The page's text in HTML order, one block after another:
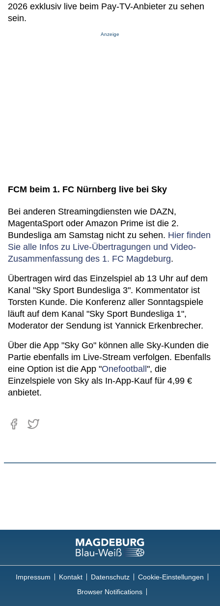
2026 exklusiv live beim Pay-TV-Anbieter zu sehen
sein.
Anzeige
FCM beim 1. FC Nürnberg live bei Sky
Bei anderen Streamingdiensten wie DAZN,
MagentaSport oder Amazon Prime ist die 2.
Bundesliga am Samstag nicht zu sehen. Hier finden
Sie alle Infos zu Live-Übertragungen und Video-
Zusammenfassung des 1. FC Magdeburg.
Übertragen wird das Einzelspiel ab 13 Uhr auf dem
Kanal "Sky Sport Bundesliga 3". Kommentator ist
Torsten Kunde. Die Konferenz aller Sonntagspiele
läuft auf dem Kanal "Sky Sport Bundesliga 1",
Moderator der Sendung ist Yannick Erkenbrecher.
Über die App "Sky Go" können alle Sky-Kunden die
Partie ebenfalls im Live-Stream verfolgen. Ebenfalls
eine Option ist die App "Onefootball", die
Einzelspiele von Sky als In-App-Kauf für 4,99 €
anbietet.
Impressum Kontakt Datenschutz
Cookie-Einstellungen
Browser Notifications